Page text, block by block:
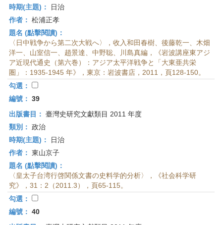
時期(主題)：
日治
作者： 松浦正孝
題名 (點擊閱讀)：
〈日中戦争から第二次大戦へ〉，收入和田春樹、後藤乾一、木畑
洋一、山室信一、趙景達、中野聡、川島真編，《岩波講座東アジ
ア近現代通史（第六巻）：アジア太平洋戦争と「大東亜共栄
圏」：1935-1945 年》，東京：岩波書店，2011，頁128-150。
勾選：
編號： 39
出版書目： 臺灣史研究文獻類目 2011 年度
類別： 政治
時期(主題)：
日治
作者： 東山京子
題名 (點擊閱讀)：
〈皇太子台湾行啓関係文書の史料学的分析〉，《社会科学研
究》，31：2（2011.3），頁65-115。
勾選：
編號： 40